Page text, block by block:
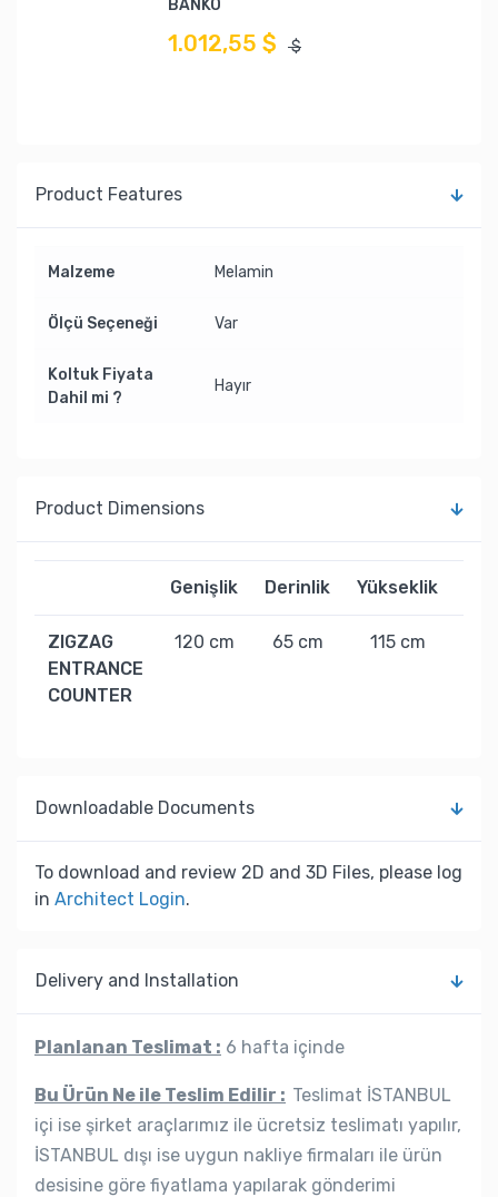
BANKO
1.012,55 $ $
Product Features
Malzeme Melamin
Ölçü Seçeneği Var
Koltuk Fiyata
Dahil mi ?
Hayır
Product Dimensions
Genişlik Derinlik Yükseklik
ZIGZAG
ENTRANCE
COUNTER
120 cm 65 cm 115 cm
Downloadable Documents
To download and review 2D and 3D Files, please log
in Architect Login.
Delivery and Installation
Planlanan Teslimat : 6 hafta içinde
Bu Ürün Ne ile Teslim Edilir : Teslimat İSTANBUL
içi ise şirket araçlarımız ile ücretsiz teslimatı yapılır,
İSTANBUL dışı ise uygun nakliye firmaları ile ürün
desisine göre fiyatlama yapılarak gönderimi